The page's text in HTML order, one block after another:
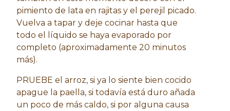
pimiento de lata en rajitas y el perejil picado.
Vuelva a tapar y deje cocinar hasta que
todo el líquido se haya evaporado por
completo (aproximadamente 20 minutos
más).
PRUEBE el arroz, si ya lo siente bien cocido
apague la paella, si todavía está duro añada
un poco de más caldo, si por alguna causa